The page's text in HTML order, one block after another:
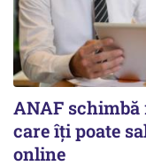
ANAF
care îți poate
online